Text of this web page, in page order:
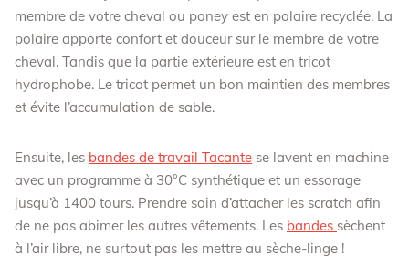
membre de votre cheval ou poney est en polaire recyclée. La
polaire apporte confort et douceur sur le membre de votre
cheval. Tandis que la partie extérieure est en tricot
hydrophobe. Le tricot permet un bon maintien des membres
et évite l’accumulation de sable.
Ensuite, les bandes de travail Tacante se lavent en machine
avec un programme à 30°C synthétique et un essorage
jusqu’à 1400 tours. Prendre soin d’attacher les scratch afin
de ne pas abimer les autres vêtements. Les bandes sèchent
à l’air libre, ne surtout pas les mettre au sèche-linge !